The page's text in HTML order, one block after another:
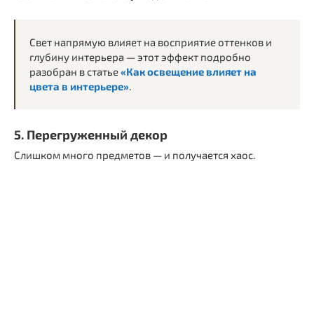
Свет напрямую влияет на восприятие оттенков и
глубину интерьера — этот эффект подробно
разобран в статье«Как освещение влияет на
цвета в интерьере».
5. Перегруженный декор
Слишком много предметов — и получается хаос.